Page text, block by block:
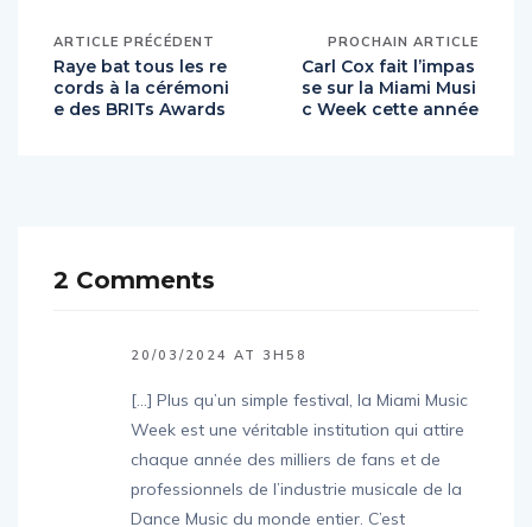
ARTICLE PRÉCÉDENT
Raye bat tous les re
cords à la cérémoni
PROCHAIN ARTICLE
Carl Cox fait l’impas
se sur la Miami Musi
[…] Plus qu’un simple festival, la Miami Music
Week est une véritable institution qui attire
chaque année des milliers de fans et de
professionnels de l’industrie musicale de la